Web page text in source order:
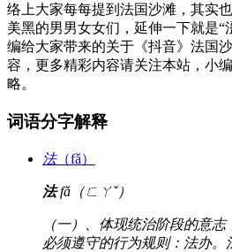
络上大家每每提到法国沙滩，其实
美黑的男男女女们，延伸一下就是“
编给大家带来的关于《抖音》法国
容，更多精彩内容请关注本站，小
略。
词语分字解释
法（fǎ）
法fǎ（ㄈㄚˇ）
（一）、体现统治阶段的意
必须遵守的行为规则：法办